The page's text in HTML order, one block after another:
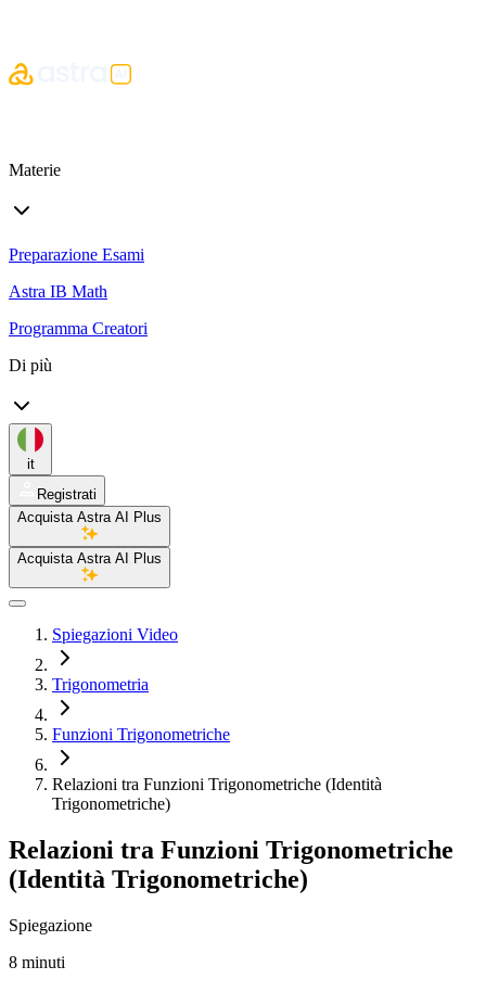
Materie
Preparazione Esami
Astra IB Math
Programma Creatori
Di più
it
Registrati
Acquista Astra AI Plus
Acquista Astra AI Plus
Spiegazioni Video
Trigonometria
Funzioni Trigonometriche
Relazioni tra Funzioni Trigonometriche (Identità
Trigonometriche)
Relazioni tra Funzioni Trigonometriche
(Identità Trigonometriche)
Spiegazione
8 minuti